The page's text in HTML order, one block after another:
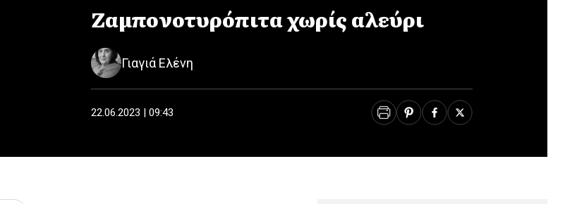
Ζαμπονοτυρόπιτα χωρίς αλεύρι
Γιαγιά Ελένη
22.06.2023 | 09:43